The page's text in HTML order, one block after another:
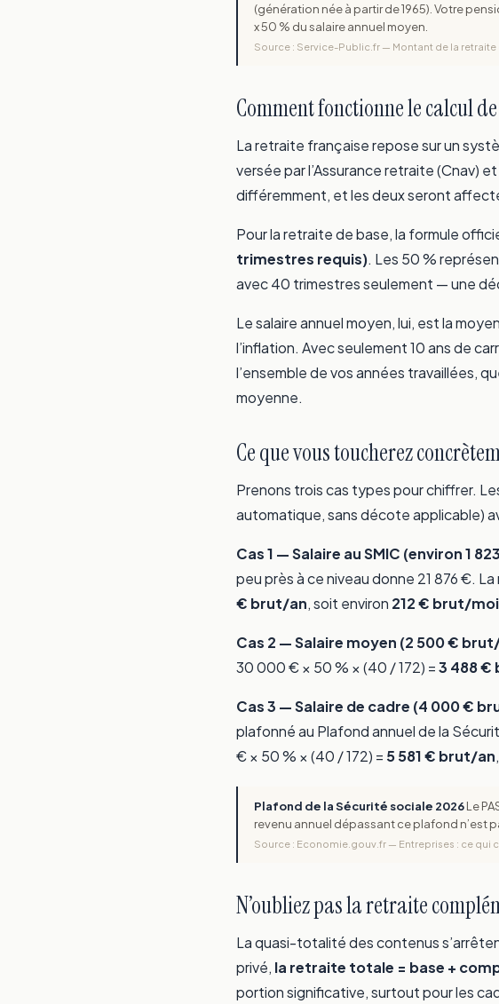
(génération née à partir de 1965). Votre
x 50 % du salaire annuel moyen.
Source : Service-Public.fr — Montant de la
Comment fonctionne le calcul
La retraite française repose sur un
versée par l’Assurance retraite (Cnav) et
différemment, et les deux seront
Pour la retraite de base, la formule
trimestres requis). Les 50 %
avec 40 trimestres seulement — une
Le salaire annuel moyen, lui, est la
l’inflation. Avec seulement 10 ans de
l’ensemble de vos années travaillées,
moyenne.
Ce que vous toucherez
Prenons trois cas types pour chiffrer.
automatique, sans décote applicable)
Cas 1 — Salaire au SMIC (environ 1
peu près à ce niveau donne 21 876 €.
€ brut/an, soit environ 212 € brut/
Cas 2 — Salaire moyen (2 500 €
30 000 € × 50 % × (40 / 172) =3 488 €
Cas 3 — Salaire de cadre (4 000 €
plafonné au Plafond annuel de la
€ × 50 % × (40 / 172) = 5 581 € brut/an
Plafond de la Sécurité sociale 2026Le
revenu annuel dépassant ce plafond n’est
Source : Economie.gouv.fr — Entreprises : ce qui
N’oubliez pas la retraite
La quasi-totalité des contenus
privé, la retraite totale = base +
portion significative, surtout pour les